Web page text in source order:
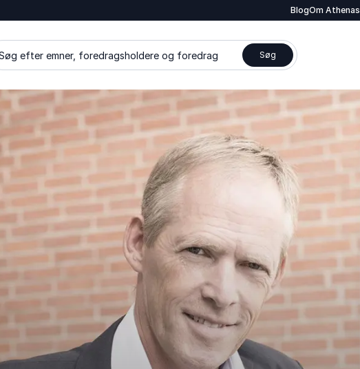
BlogOm Athenas
efter emner, foredragsholdere og foredrag Søg